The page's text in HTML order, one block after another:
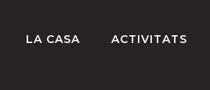
LA CASA ACTIVITATS